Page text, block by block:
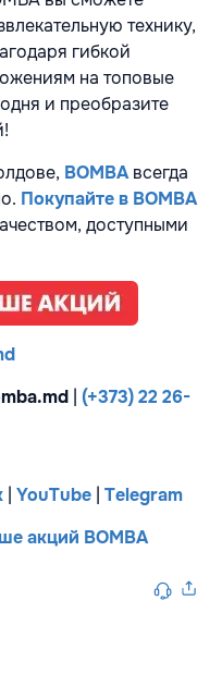
технику,
гибкой
на топовые
и преобразите
BOMBA всегда
Покупайте в BOMBA
доступными
(+373) 22 26-
YouTube Telegram
акций BOMBA